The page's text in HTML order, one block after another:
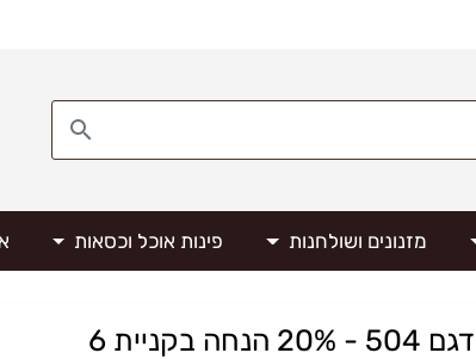
מזנונים ושולחנות פינות אוכל וכסאות
דגם 504 - 20% הנחה בקניית 6